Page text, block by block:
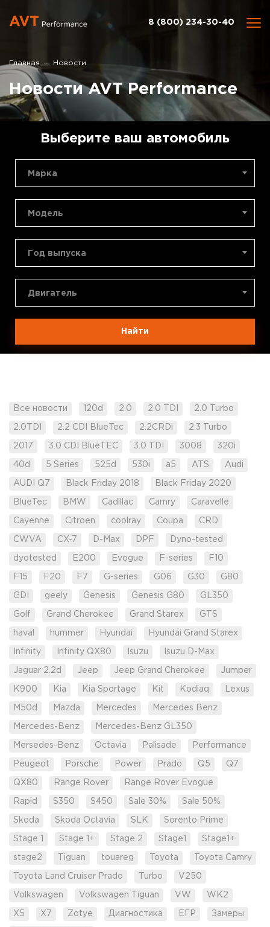
8 (800) 234-30-40
Главная Новости
Новости AVT Performance
Выберите ваш автомобиль
Марка
Модель
Год выпуска
Двигатель
Найти
Все новости 120d 2.0 2.0 TDI 2.0 Turbo
2.0TDI 2.2 CDI BlueTec 2.2CRDi 2.3 Turbo
2017 3.0 CDI BlueTEC 3.0 TDI 3008 320i
40d 5 Series 525d 530i a5 ATS Audi
AUDI Q7 Black Friday 2018 Black Friday 2020
BlueTec BMW Cadillac Camry Caravelle
Cayenne Citroen coolray Coupa CRD
CWVA CX-7 D-Max DPF Dyno-tested
dyotested E200 Evogue F-series F10
F15 F20 F7 G-series G06 G30 G80
GDI geely Genesis Genesis G80 GL350
Golf Grand Cherokee Grand Starex GTS
haval hummer Hyundai Hyundai Grand Starex
Infinity Infinity QX80 Isuzu Isuzu D-Max
Jaguar 2.2d Jeep Jeep Grand Cherokee Jumper
K900 Kia Kia Sportage Kit Kodiaq Lexus
M50d Mazda Mercedes Mercedes Benz
Mercedes-Benz Mercedes-Benz GL350
Mersedes-Benz Octavia Palisade Performance
Peugeot Porsche Power Prado Q5 Q7
QX80 Range Rover Range Rover Evogue
Rapid S350 S450 Sale 30% Sale 50%
Skoda Skoda Octavia SLK Sorento Prime
Stage 1 Stage 1+ Stage 2 Stage1 Stage1+
stage2 Tiguan touareg Toyota Toyota Camry
Toyota Land Cruiser Prado Turbo V250
Volkswagen Volkswagen Tiguan VW WK2
X5 X7 Zotye Диагностика ЕГР Замеры